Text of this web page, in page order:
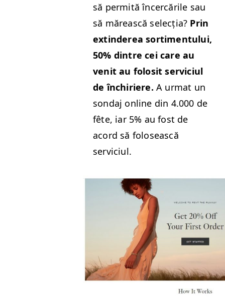
să per­mită încer­cările sau
să mărească selecția? Prin
extin­derea sor­ti­men­tu­lui,
50% din­tre cei care au
ven­it au folosit ser­vi­ci­ul
de închiriere. A urmat un
son­daj online din 4.000 de
fête, iar 5% au fost de
acord să folosească
serviciul.